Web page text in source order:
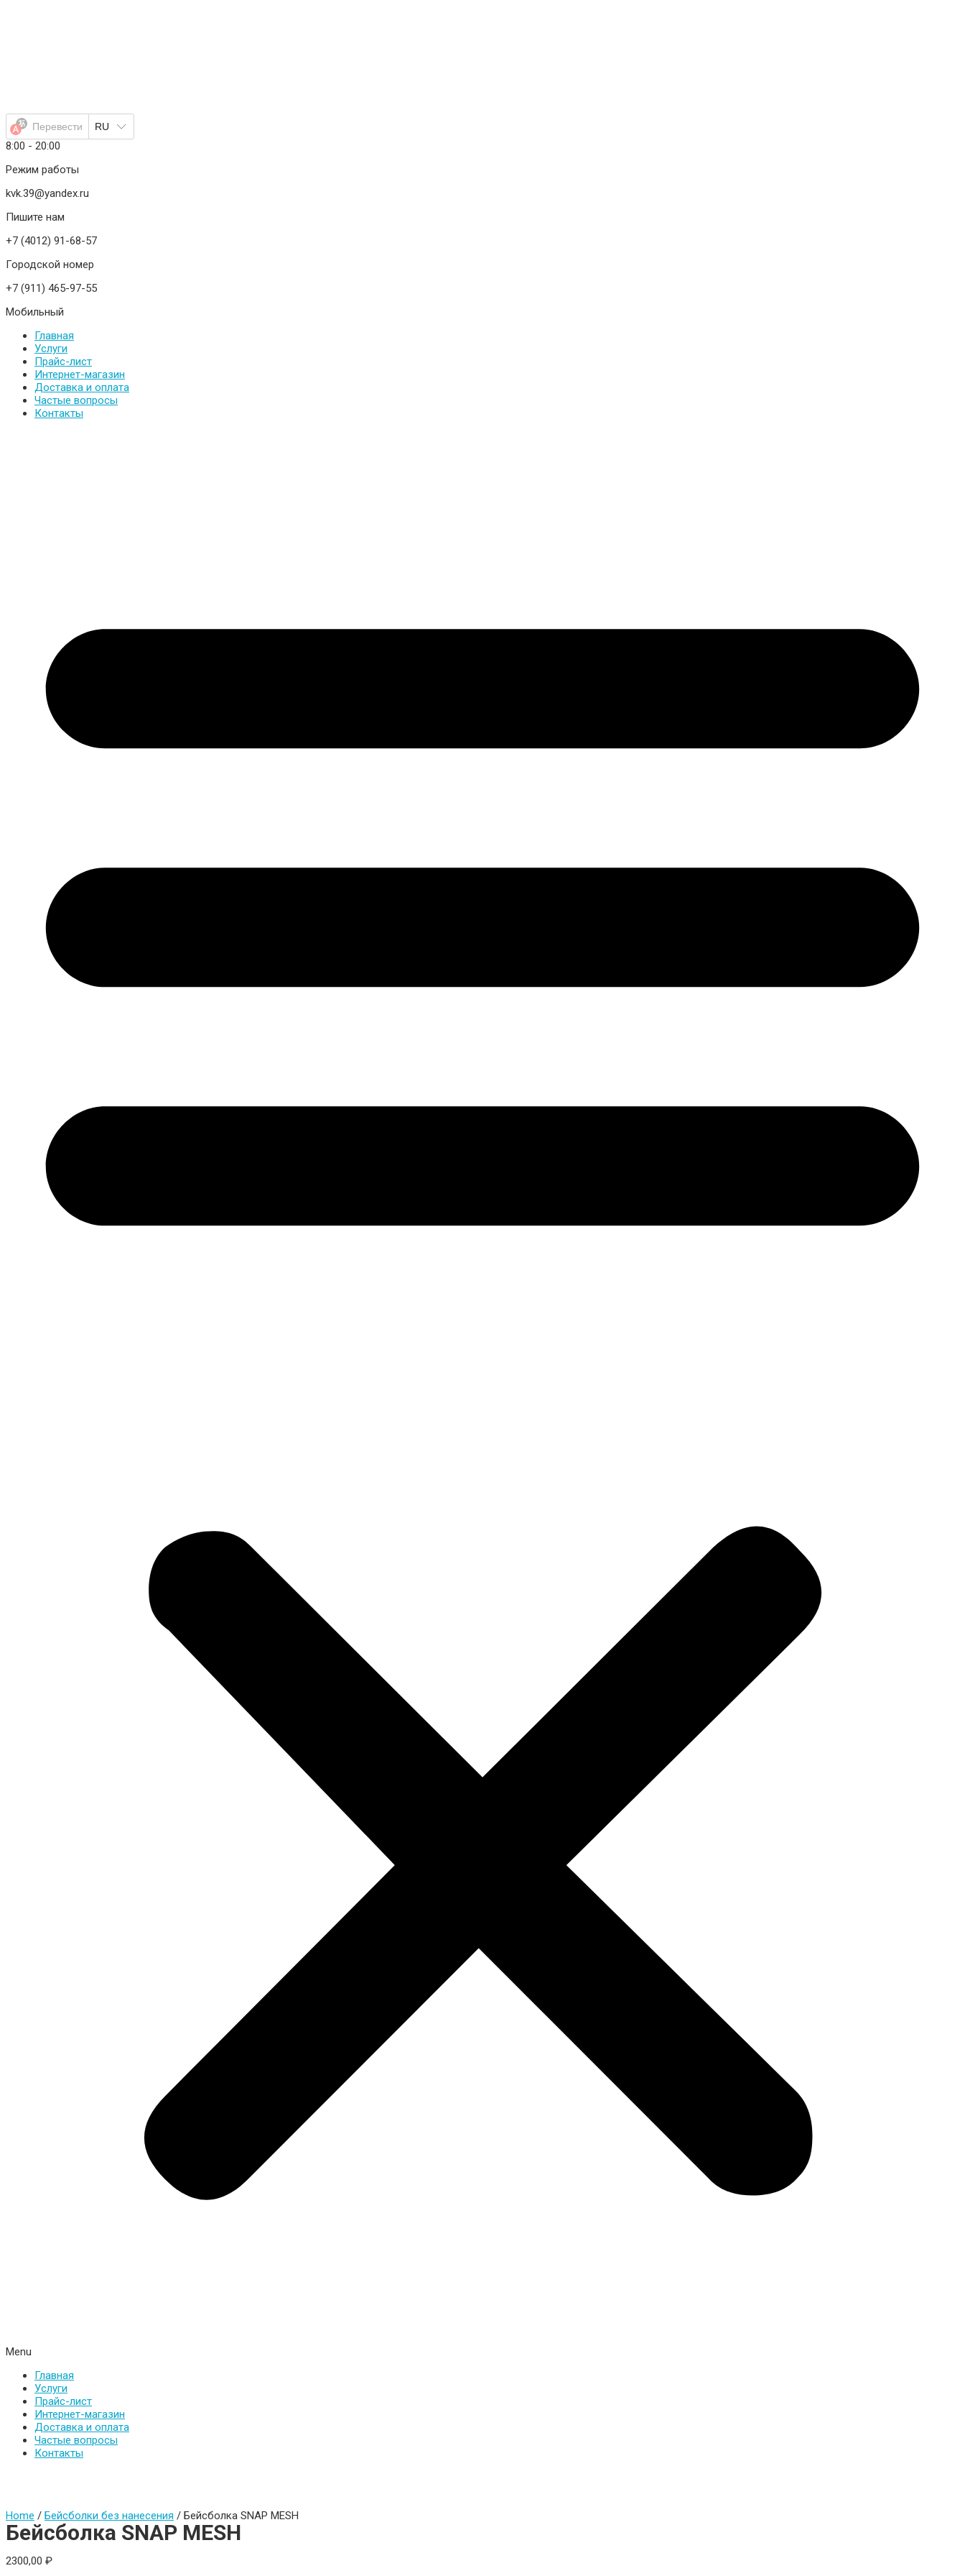
Перевести RU
8:00 - 20:00
Режим работы
kvk.39@yandex.ru
Пишите нам
+7 (4012) 91-68-57
Городской номер
+7 (911) 465-97-55
Мобильный
Главная
Услуги
Прайс-лист
Интернет-магазин
Доставка и оплата
Частые вопросы
Контакты
Menu
Главная
Услуги
Прайс-лист
Интернет-магазин
Доставка и оплата
Частые вопросы
Контакты
Home / Бейсболки без нанесения / Бейсболка SNAP MESH
Бейсболка SNAP MESH
2300,00 ₽